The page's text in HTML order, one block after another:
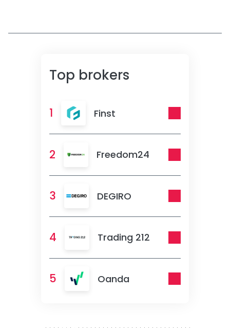
Top brokers
1 Finst
2 Freedom24
3 DEGIRO
4 Trading 212
5 Oanda